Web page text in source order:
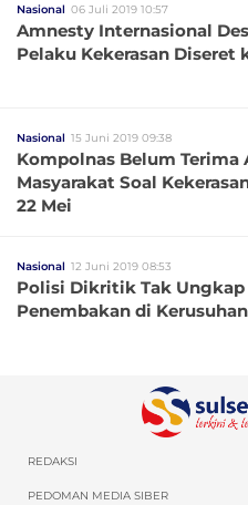
Nasional 06 Juli 2019 10:57
Amnesty Internasional
Pelaku Kekerasan Diseret
Nasional 15 Juni 2019 09:38
Kompolnas Belum Terima
Masyarakat Soal
22 Mei
Nasional 12 Juni 2019 08:53
Polisi Dikritik Tak Ungkap
Penembakan di
REDAKSI
PEDOMAN MEDIA SIBER